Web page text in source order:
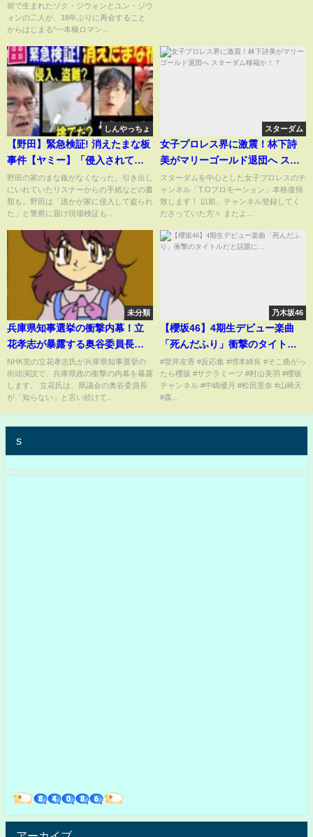
橋ロマンスコメディ｜
11/23(土)U-NEXT独占配信
前で生まれたソク・ジウォンとユン・ジウ
ォンの二人が、18年ぶりに再会すること
からはじまる“一本橋ロマン...
しんやっちょ
【野田】緊急検証! 消えたまな板
事件【ヤミー】「侵入されてま
な板盗られた?」【ぱるぱる】
「自分で捨てた?」
野田の家のまな板がなくなった。引き出し
にいれていたリスナーからの手紙などの書
類も。野田は「誰かが家に侵入して盗られ
た」と警察に届け現場検証も...
スターダム
女子プロレス界に激震！林下詩
美がマリーゴールド退団へ スタ
ーダム移籍か！？
スターダムを中心とした女子プロレスのチ
ャンネル「T.Oプロモーション」本格復帰
致します！ 以前、チャンネル登録してく
ださっていた方々 またよ...
未分類
兵庫県知事選挙の衝撃内幕！立
花孝志が暴露する奥谷委員長の
疑惑と隠蔽工作｜斎藤元彦知事
の守秘義務とパソコンに隠され
た真実とは？兵庫県政の裏側を
#nhk党 #斎藤元彦
NHK党の立花孝志氏が兵庫県知事選挙の
街頭演説で、兵庫県政の衝撃の内幕を暴露
します。 立花氏は、県議会の奥谷委員長
が「知らない」と言い続けて...
乃木坂46
【櫻坂46】4期生デビュー楽曲
「死んだふり」衝撃のタイトル
だと話題に…
#菅井友香 #反応集 #増本綺良 #そこ曲がっ
たら櫻坂 #サクラミーツ #村山美羽 #櫻坂
チャンネル #中嶋優月 #松田里奈 #山崎天
#森...
s